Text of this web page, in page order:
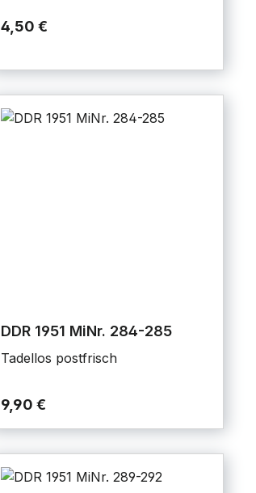
4,50 €
DDR 1951 MiNr. 284-285
Tadellos postfrisch
9,90 €